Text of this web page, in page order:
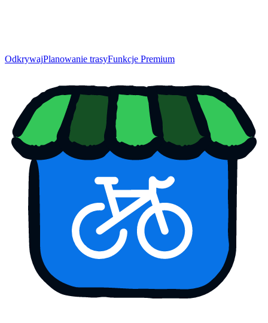
OdkrywajPlanowanie trasyFunkcje Premium